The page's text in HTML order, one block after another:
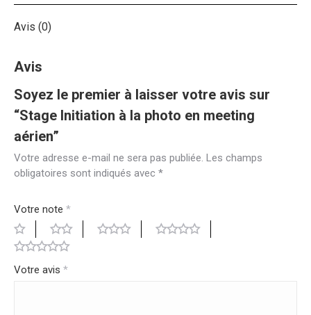
Avis (0)
Avis
Soyez le premier à laisser votre avis sur
“Stage Initiation à la photo en meeting
aérien”
Votre adresse e-mail ne sera pas publiée. Les champs
obligatoires sont indiqués avec *
Votre note *
Votre avis *